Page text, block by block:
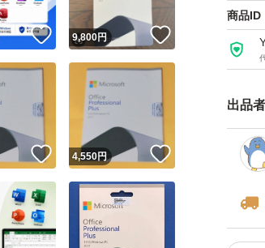
トい
商品ID
出品者
いいね！
9,800円
いいね！
4,550円